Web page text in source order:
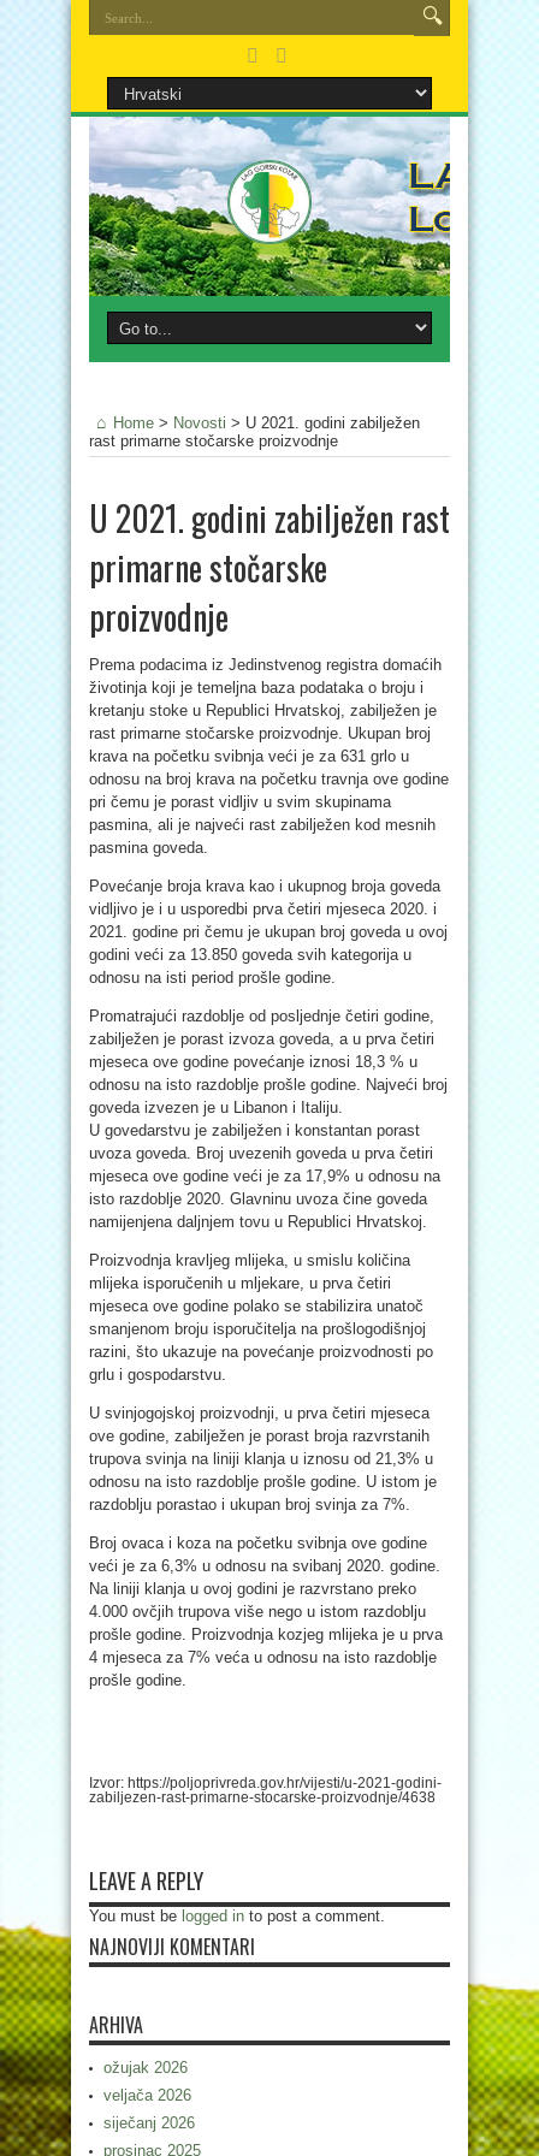
Home > Novosti > U 2021. godini zabilježen
rast primarne stočarske proizvodnje
U 2021. godini zabilježen rast
primarne stočarske
proizvodnje
Prema podacima iz Jedinstvenog registra domaćih
životinja koji je temeljna baza podataka o broju i
kretanju stoke u Republici Hrvatskoj, zabilježen je
rast primarne stočarske proizvodnje. Ukupan broj
krava na početku svibnja veći je za 631 grlo u
odnosu na broj krava na početku travnja ove godine
pri čemu je porast vidljiv u svim skupinama
pasmina, ali je najveći rast zabilježen kod mesnih
pasmina goveda.
Povećanje broja krava kao i ukupnog broja goveda
vidljivo je i u usporedbi prva četiri mjeseca 2020. i
2021. godine pri čemu je ukupan broj goveda u ovoj
godini veći za 13.850 goveda svih kategorija u
odnosu na isti period prošle godine.
Promatrajući razdoblje od posljednje četiri godine,
zabilježen je porast izvoza goveda, a u prva četiri
mjeseca ove godine povećanje iznosi 18,3 % u
odnosu na isto razdoblje prošle godine. Najveći broj
goveda izvezen je u Libanon i Italiju.
U govedarstvu je zabilježen i konstantan porast
uvoza goveda. Broj uvezenih goveda u prva četiri
mjeseca ove godine veći je za 17,9% u odnosu na
isto razdoblje 2020. Glavninu uvoza čine goveda
namijenjena daljnjem tovu u Republici Hrvatskoj.
Proizvodnja kravljeg mlijeka, u smislu količina
mlijeka isporučenih u mljekare, u prva četiri
mjeseca ove godine polako se stabilizira unatoč
smanjenom broju isporučitelja na prošlogodišnjoj
razini, što ukazuje na povećanje proizvodnosti po
grlu i gospodarstvu.
U svinjogojskoj proizvodnji, u prva četiri mjeseca
ove godine, zabilježen je porast broja razvrstanih
trupova svinja na liniji klanja u iznosu od 21,3% u
odnosu na isto razdoblje prošle godine. U istom je
razdoblju porastao i ukupan broj svinja za 7%.
Broj ovaca i koza na početku svibnja ove godine
veći je za 6,3% u odnosu na svibanj 2020. godine.
Na liniji klanja u ovoj godini je razvrstano preko
4.000 ovčjih trupova više nego u istom razdoblju
prošle godine. Proizvodnja kozjeg mlijeka je u prva
4 mjeseca za 7% veća u odnosu na isto razdoblje
prošle godine.
Izvor: https://poljoprivreda.gov.hr/vijesti/u-2021-godini-
zabiljezen-rast-primarne-stocarske-proizvodnje/4638
LEAVE A REPLY
You must be logged in to post a comment.
NAJNOVIJI KOMENTARI
ARHIVA
ožujak 2026
veljača 2026
siječanj 2026
prosinac 2025